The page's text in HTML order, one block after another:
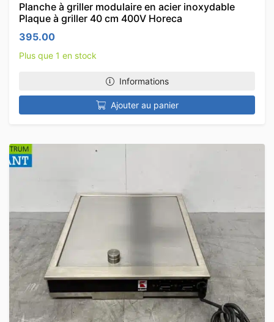
Planche à griller modulaire en acier inoxydable
Plaque à griller 40 cm 400V Horeca
395.00
Plus que 1 en stock
Informations
Ajouter au panier